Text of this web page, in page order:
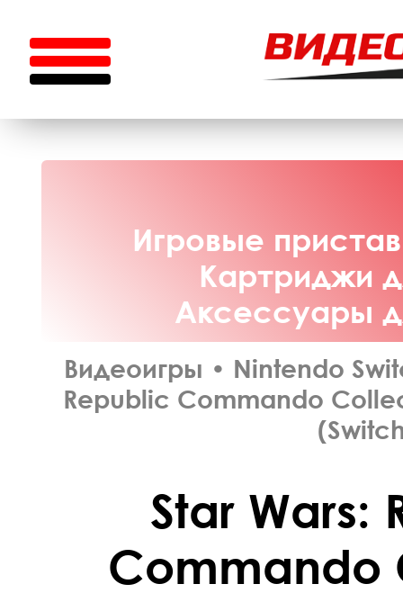
Игровые
Картриджи
Аксессуары
Видеоигры • Nintendo
Republic Commando
Star Wars:
Commando